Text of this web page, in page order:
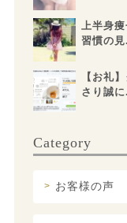
上半身
習慣の見
【お礼
さり誠に
Category
お客様の声